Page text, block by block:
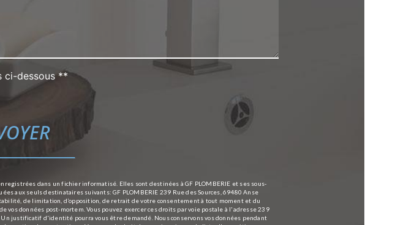
ci-dessous **
dans un fichier informatisé. Elles sont destinées à GF PLOMBERIE et ses sous-
aux seuls destinataires suivants: GF PLOMBERIE 239 Rue des Sources, 69480 Anse
de limitation, d’opposition, de retrait de votre consentement à tout moment et du
données post-mortem. Vous pouvez exercer ces droits par voie postale à l'adresse 239
justificatif d'identité pourra vous être demandé. Nous conservons vos données pendant